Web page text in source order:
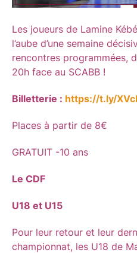
Les joueurs de Lamine
l’aube d’une semaine
rencontres programmées,
20h face au SCABB !
Billetterie : https://t.ly/
Places à partir de 8€
GRATUIT -10 ans
Le CDF
U18 et U15
Pour leur retour et leur
championnat, les U18 de